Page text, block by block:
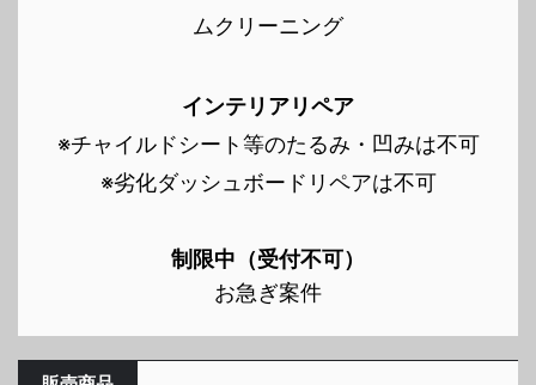
ムクリーニング
インテリアリペア
※チャイルドシート等のたるみ・凹みは不可
※劣化ダッシュボードリペアは不可
制限中（受付不可）
お急ぎ案件